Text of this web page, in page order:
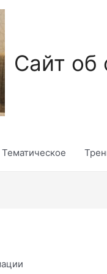
Сайт об
Тематическое